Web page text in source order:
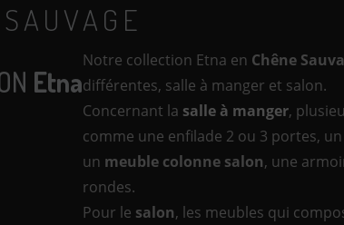
Etna
Notre collection Etna en Chêne
différentes, salle à manger et salon.
Concernant la salle à manger,
comme une enfilade 2 ou 3 portes,
un meuble colonne salon, une
rondes.
Pour le salon, les meubles qui